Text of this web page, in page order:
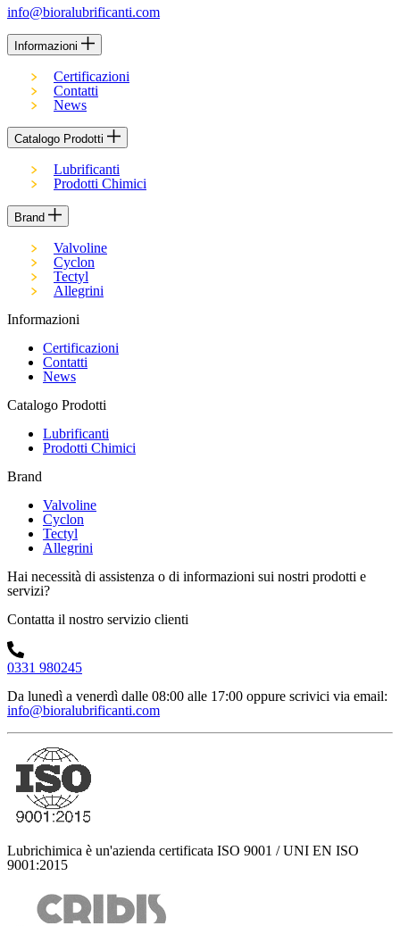
info@bioralubrificanti.com
Informazioni
Certificazioni
Contatti
News
Catalogo Prodotti
Lubrificanti
Prodotti Chimici
Brand
Valvoline
Cyclon
Tectyl
Allegrini
Informazioni
Certificazioni
Contatti
News
Catalogo Prodotti
Lubrificanti
Prodotti Chimici
Brand
Valvoline
Cyclon
Tectyl
Allegrini
Hai necessità di assistenza o di informazioni sui nostri prodotti e
servizi?
Contatta il nostro servizio clienti
0331 980245
Da lunedì a venerdì dalle 08:00 alle 17:00 oppure scrivici via email:
info@bioralubrificanti.com
Lubrichimica è un'azienda certificata ISO 9001 / UNI EN ISO
9001:2015